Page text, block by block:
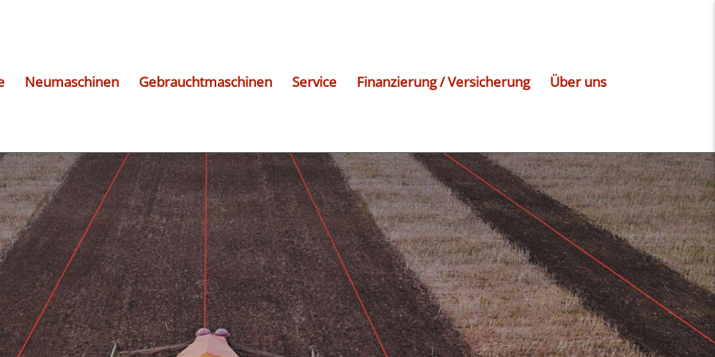
Neumaschinen Gebrauchtmaschinen Service Finanzierung / Versicherung Über uns